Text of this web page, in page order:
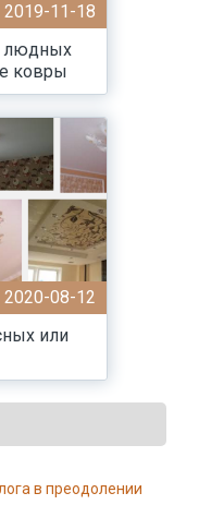
2019-11-18
людных
ковры
2020-08-12
или
в преодолении